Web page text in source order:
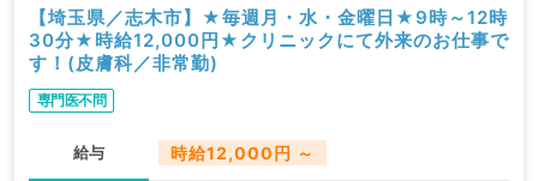
【埼玉県／志木市】★毎週月・水・金曜日★9時～12時
30分★時給12,000円★クリニックにて外来のお仕事で
す！(皮膚科／非常勤)
専門医不問
給与 時給12,000円 ～